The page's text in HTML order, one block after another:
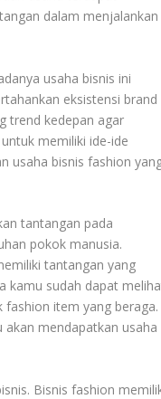
dalam menjalankan
usaha bisnis ini
eksistensi brand
trend kedepan agar
memiliki ide-ide
usaha bisnis fashion
tantangan pada
pokok manusia.
tantangan yang
kamu sudah dapat
fashion item yang beraga.
mendapatkan usaha
Bisnis fashion